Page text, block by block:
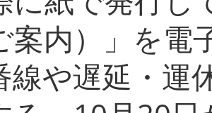
案内）」を電
線や遅延・運